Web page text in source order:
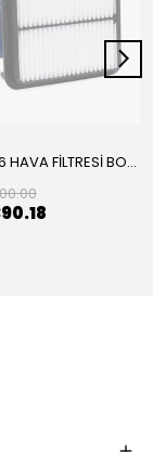
1457433956 HAVA FİLTRESİ BOSCH